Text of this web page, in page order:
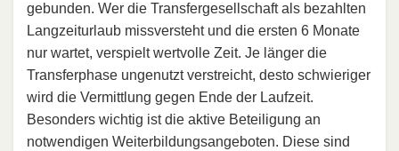
gebunden. Wer die Transfergesellschaft als bezahlten
Langzeiturlaub missversteht und die ersten 6 Monate
nur wartet, verspielt wertvolle Zeit. Je länger die
Transferphase ungenutzt verstreicht, desto schwieriger
wird die Vermittlung gegen Ende der Laufzeit.
Besonders wichtig ist die aktive Beteiligung an
notwendigen Weiterbildungsangeboten. Diese sind